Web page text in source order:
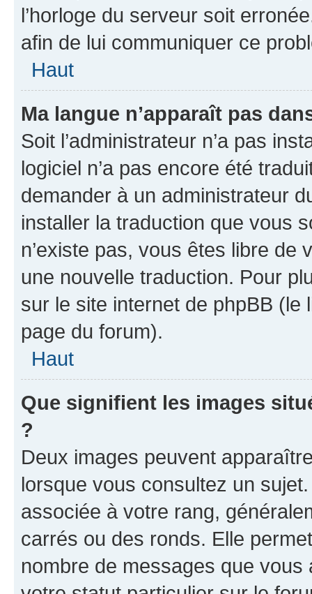
l’horloge du serveur soit
afin de lui communiquer ce
Haut
Ma langue n’apparaît pas
Soit l’administrateur n’a pas
logiciel n’a pas encore été
demander à un administrateur
installer la traduction que vous
n’existe pas, vous êtes libre
une nouvelle traduction. Pour
sur le site internet de phpBB
page du forum).
Haut
Que signifient les images
?
Deux images peuvent
lorsque vous consultez un
associée à votre rang,
carrés ou des ronds. Elle
nombre de messages que